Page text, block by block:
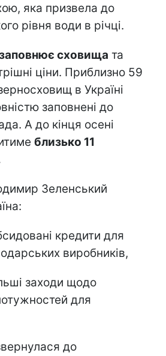
яка призвела до
рівня води в річці.
сховища та
ціни. Приблизно 59
в Україні
заповнені до
А до кінця осені
близько 11
Зеленський
кредити для
виробників,
заходи щодо
для
до